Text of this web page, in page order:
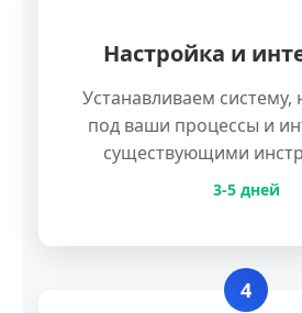
Настройка и
Устанавливаем систему,
под ваши процессы и
существующими
3-5 дней
4